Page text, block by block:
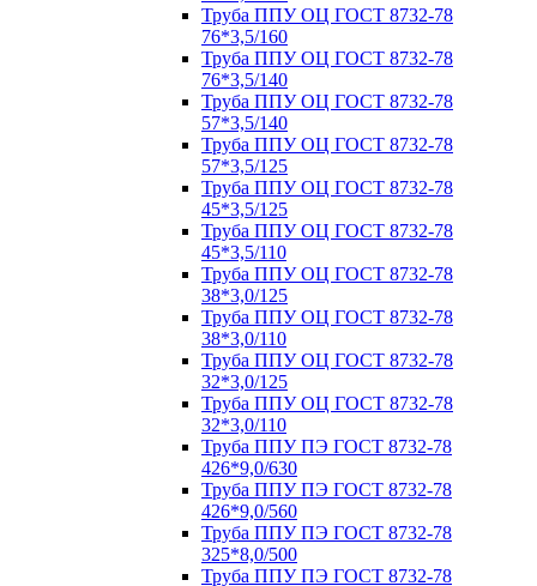
Труба ППУ ОЦ ГОСТ 8732-78
76*3,5/160
Труба ППУ ОЦ ГОСТ 8732-78
76*3,5/140
Труба ППУ ОЦ ГОСТ 8732-78
57*3,5/140
Труба ППУ ОЦ ГОСТ 8732-78
57*3,5/125
Труба ППУ ОЦ ГОСТ 8732-78
45*3,5/125
Труба ППУ ОЦ ГОСТ 8732-78
45*3,5/110
Труба ППУ ОЦ ГОСТ 8732-78
38*3,0/125
Труба ППУ ОЦ ГОСТ 8732-78
38*3,0/110
Труба ППУ ОЦ ГОСТ 8732-78
32*3,0/125
Труба ППУ ОЦ ГОСТ 8732-78
32*3,0/110
Труба ППУ ПЭ ГОСТ 8732-78
426*9,0/630
Труба ППУ ПЭ ГОСТ 8732-78
426*9,0/560
Труба ППУ ПЭ ГОСТ 8732-78
325*8,0/500
Труба ППУ ПЭ ГОСТ 8732-78